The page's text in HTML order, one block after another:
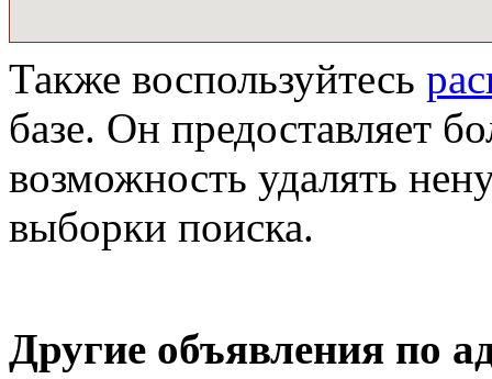
Также воспользуйтесь
базе. Он предоставляет
выборки поиска.